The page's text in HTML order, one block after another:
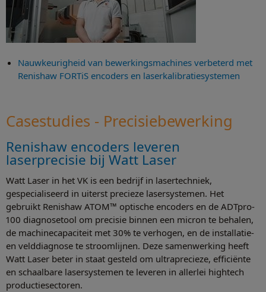
Nauwkeurigheid van bewerkingsmachines verbeterd met
Renishaw FORTiS encoders en laserkalibratiesystemen
Casestudies - Precisiebewerking
Renishaw encoders leveren
laserprecisie bij Watt Laser
Watt Laser in het VK is een bedrijf in lasertechniek,
gespecialiseerd in uiterst precieze lasersystemen. Het
gebruikt Renishaw ATOM™ optische encoders en de ADTpro-
100 diagnosetool om precisie binnen een micron te behalen,
de machinecapaciteit met 30% te verhogen, en de installatie-
en velddiagnose te stroomlijnen. Deze samenwerking heeft
Watt Laser beter in staat gesteld om ultraprecieze, efficiënte
en schaalbare lasersystemen te leveren in allerlei hightech
productiesectoren.